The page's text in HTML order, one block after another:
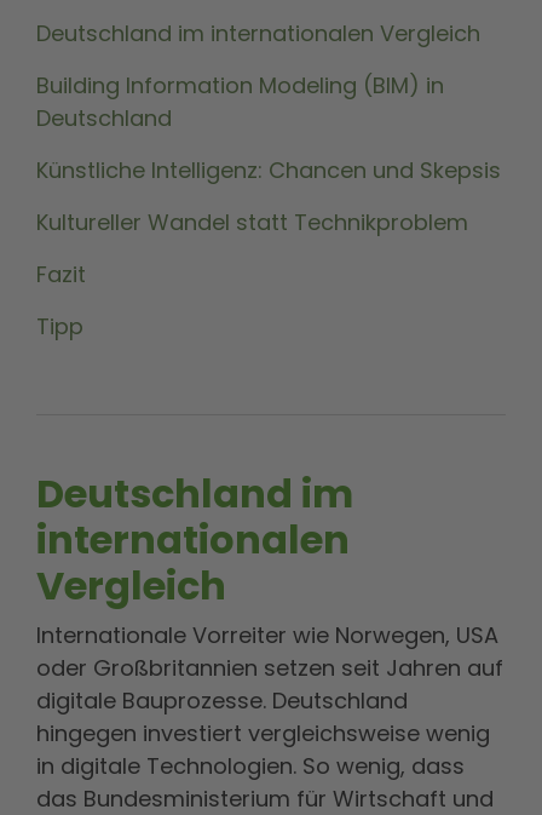
Deutschland im internationalen Vergleich
Building Information Modeling (BIM) in
Deutschland
Künstliche Intelligenz: Chancen und Skepsis
Kultureller Wandel statt Technikproblem
Fazit
Tipp
Deutschland im
internationalen
Vergleich
Internationale Vorreiter wie Norwegen, USA
oder Großbritannien setzen seit Jahren auf
digitale Bauprozesse. Deutschland
hingegen investiert vergleichsweise wenig
in digitale Technologien. So wenig, dass
das Bundesministerium für Wirtschaft und